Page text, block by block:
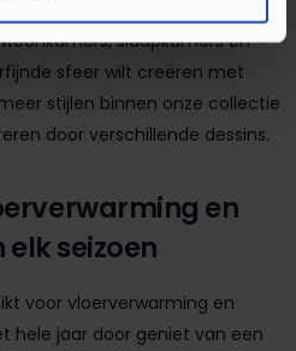
slaapkamers en
sfeer wilt creëren met
stijlen binnen onze collectie
door verschillende dessins.
en
seizoen
voor vloerverwarming en
hele jaar door geniet van een